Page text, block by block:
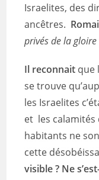
Israelites, des
ancêtres.
privés de la gloire
Il reconnait que
se trouve
les Israelites
et les calamités
habitants ne
cette
visible ? Ne